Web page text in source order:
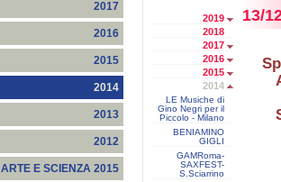
2017
2016
2015
2014
2013
2012
ARTE E SCIENZA 2015
2019
2018
2017
2016
2015
2014
LE Musiche di
Gino Negri per il
Piccolo - Milano
BENIAMINO
GIGLI
GAMRoma-
SAXFEST-
S.Sciarrino
13/